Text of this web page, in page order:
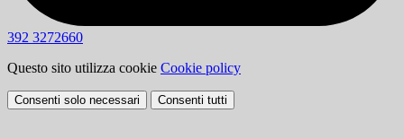
392 3272660
Questo sito utilizza cookie Cookie policy
Consenti solo necessari Consenti tutti